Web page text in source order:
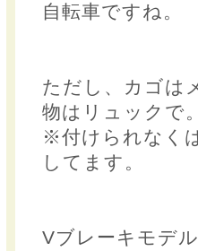
自転車ですね。
ただし、カゴは
物はリュックで。
※付けられなく
してます。
Vブレーキモデ